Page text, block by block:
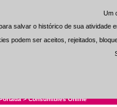
Um
salvar o histórico de sua atividade
podem ser aceitos, rejeitados,
Um
salvar o histórico de sua atividade
podem ser aceitos, rejeitados,
>Consumibles Online